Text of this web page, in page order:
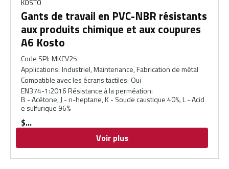
KOSTO
Gants de travail en PVC-NBR résistants
aux produits chimique et aux coupures
A6 Kosto
Code SPI: MKCV25
Applications: Industriel, Maintenance, Fabrication de métal
Compatible avec les écrans tactiles: Oui
EN374-1:2016 Résistance à la perméation:
B - Acétone, J - n-heptane, K - Soude caustique 40%, L - Acid
e sulfurique 96%
$
Voir plus